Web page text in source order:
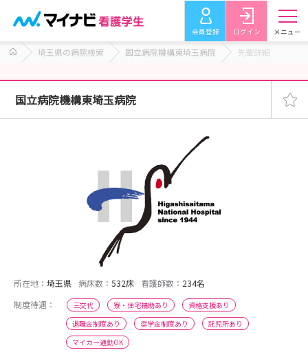
会員登録 ログイン メニュー
埼玉県の病院検索 国立病院機構東埼玉病院 先輩詳細
国立病院機構東埼玉病院
所在地： 埼玉県 病床数： 532床 看護師数： 234名
制度待遇：
三交代 寮・住宅補助あり
資格支援あり
退職金制度あり
奨学金制度あり
託児所あり
マイカー通勤OK